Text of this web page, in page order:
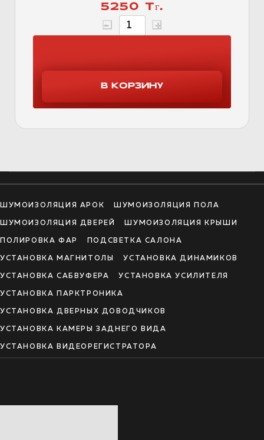
5250 Тг.
ШУМОИЗОЛЯЦИЯ АРОК ШУМОИЗОЛЯЦИЯ ПОЛА
ШУМОИЗОЛЯЦИЯ ДВЕРЕЙ ШУМОИЗОЛЯЦИЯ КРЫШИ
ПОЛИРОВКА ФАР ПОДСВЕТКА САЛОНА
УСТАНОВКА МАГНИТОЛЫ УСТАНОВКА ДИНАМИКОВ
УСТАНОВКА САБВУФЕРА УСТАНОВКА УСИЛИТЕЛЯ
УСТАНОВКА ПАРКТРОНИКА
УСТАНОВКА ДВЕРНЫХ ДОВОДЧИКОВ
УСТАНОВКА КАМЕРЫ ЗАДНЕГО ВИДА
УСТАНОВКА ВИДЕОРЕГИСТРАТОРА